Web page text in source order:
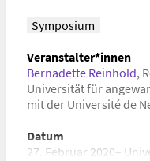
Symposium
Veranstalter*innen
Bernadette Reinhold,
Universität für
mit der Université de
Datum
27. Februar 2020–